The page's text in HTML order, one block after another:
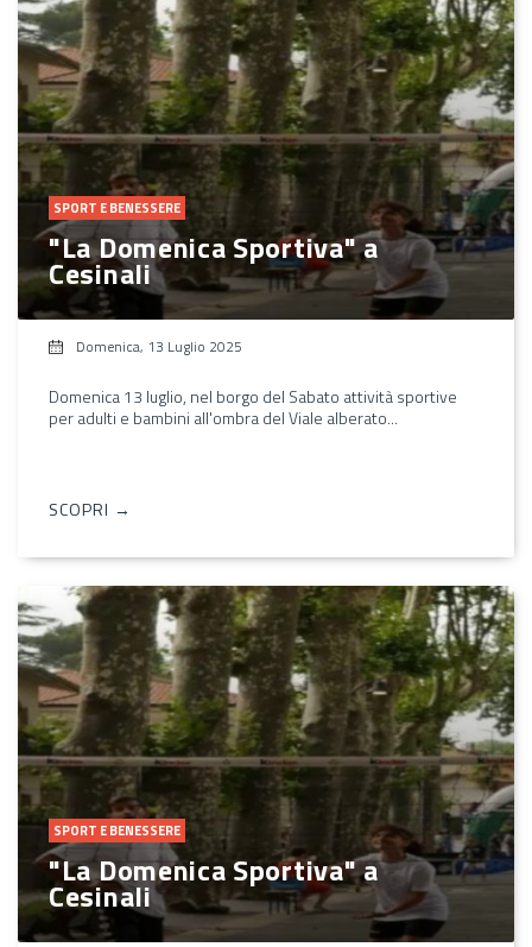
SPORT E BENESSERE
"La Domenica Sportiva" a
Cesinali
Domenica, 13 Luglio 2025
Domenica 13 luglio, nel borgo del Sabato attività sportive
per adulti e bambini all'ombra del Viale alberato...
SCOPRI →
SPORT E BENESSERE
"La Domenica Sportiva" a
Cesinali